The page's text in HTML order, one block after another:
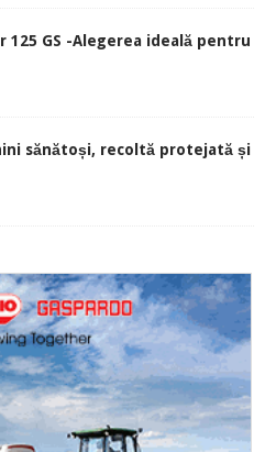
125 GS -Alegerea ideală pentru
sănătoși, recoltă protejată și